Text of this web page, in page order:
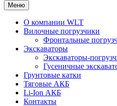
Меню
О компании WLT
Вилочные погрузчики
Фронтальные
Экскаваторы
Экскаваторы-
Гусеничные
Грунтовые катки
Тяговые АКБ
Li-Ion АКБ
Контакты